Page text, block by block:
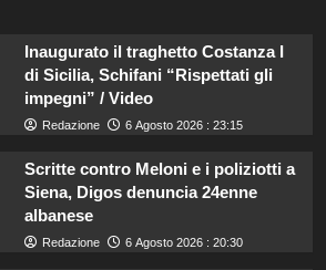
Riccardo Guarnieri chiude con
Sabrina dopo il falò con Giovanni:
verità inaspettate svelate.
Inaugurato il traghetto Costanza I
di Sicilia, Schifani “Rispettati gli
impegni” / Video
Redazione 6 Agosto 2026 : 23:15
Scritte contro Meloni e i poliziotti a
Siena, Digos denuncia 24enne
albanese
Redazione 6 Agosto 2026 : 20:30